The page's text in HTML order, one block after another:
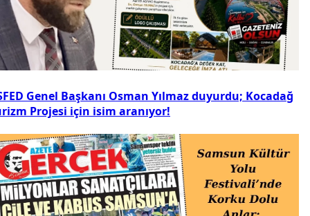
Genel Başkanı Osman Yılmaz duyurdu; Kocadağ
Projesi için isim aranıyor!